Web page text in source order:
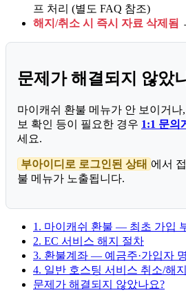
프 처리 (별도 FAQ 참조)
해지/취소 시 즉시 자료 삭제됨
문제가 해결되지 않았
마이캐쉬 환불 메뉴가 안 보이거나
보 확인 등이 필요한 경우 1:1 문의
세요.
부아이디로 로그인된 상태 에서
불 메뉴가 노출됩니다.
1. 마이캐쉬 환불 — 최초 가입
2. EC 서비스 해지 절차
3. 환불계좌 — 예금주·가입자
4. 일반 호스팅 서비스 취소/해
문제가 해결되지 않았나요?